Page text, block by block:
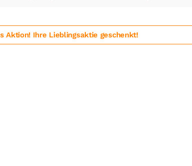
Aktion! Ihre Lieblingsaktie geschenkt!